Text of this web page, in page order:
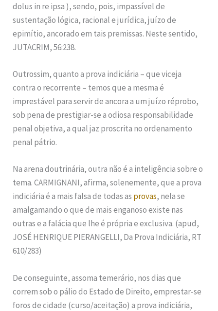
dolus in re ipsa ), sendo, pois, impassível de
sustentação lógica, racional e jurídica, juízo de
epimítio, ancorado em tais premissas. Neste sentido,
JUTACRIM, 56:238.
Outrossim, quanto a prova indiciária – que viceja
contra o recorrente – temos que a mesma é
imprestável para servir de ancora a um juízo réprobo,
sob pena de prestigiar-se a odiosa responsabilidade
penal objetiva, a qual jaz proscrita no ordenamento
penal pátrio.
Na arena doutrinária, outra não é a inteligência sobre o
tema. CARMIGNANI, afirma, solenemente, que a prova
indiciária é a mais falsa de todas as provas, nela se
amalgamando o que de mais enganoso existe nas
outras e a falácia que lhe é própria e exclusiva. (apud,
JOSÉ HENRIQUE PIERANGELLI, Da Prova Indiciária, RT
610/283)
De conseguinte, assoma temerário, nos dias que
correm sob o pálio do Estado de Direito, emprestar-se
foros de cidade (curso/aceitação) a prova indiciária,